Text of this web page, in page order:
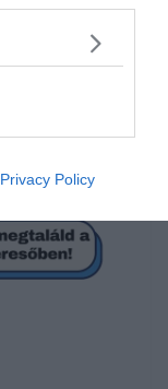
Privacy Policy